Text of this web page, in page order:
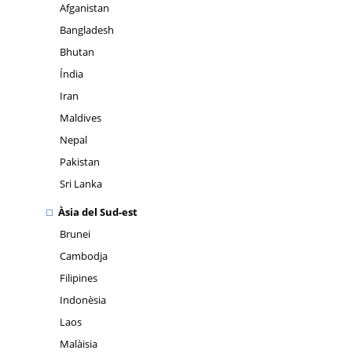
Afganistan
Bangladesh
Bhutan
Índia
Iran
Maldives
Nepal
Pakistan
Sri Lanka
Àsia del Sud-est
Brunei
Cambodja
Filipines
Indonèsia
Laos
Malàisia